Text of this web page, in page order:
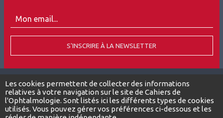
S'INSCRIRE À LA NEWSLETTER
Tous droits réservés
Suivez-nous
Les cookies permettent de collecter des informations
relatives à votre navigation sur le site de Cahiers de
l'Ophtalmologie. Sont listés ici les différents types de cookies
utilisés. Vous pouvez gérer vos préférences ci-dessous et les